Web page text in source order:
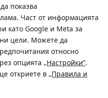
показва
Част от информацията
като Google и Meta за
цели. Можете да
относно
опцията „Настройки“.
откриете в „Правила и
No. 5, София 1036